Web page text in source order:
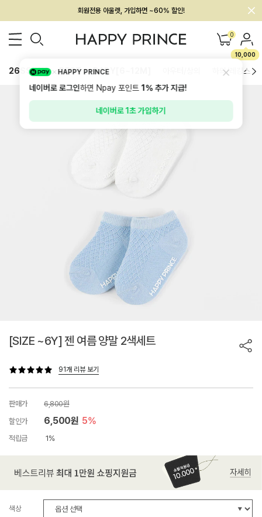
회원전용 아울렛, 가입하면 ~60% 할인!
멤버십 최대 28,000원 혜택 0
10,000
26SS 신상 BEST BABY[6~12M] 하의/레깅스
[SIZE ~6Y] 젠 여름 양말 2색세트
91개 리뷰 보기
판매가
6,800원
할인가
6,500원 5%
적립금 1%
색상
HAPPY PRINCE
네이버로 로그인하면 Npay 포인트1%추가 지급!
네이버로 1초 가입하기